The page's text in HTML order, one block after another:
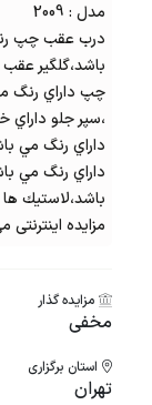
مدل : 2009
درب عقب چپ
باشد،گلگير
چپ داراي رنگ
،سپر جلو
داراي رنگ مي
داراي رنگ مي
باشد،لاستيك ها بالاي 60 درصد
مزایده
مزایده گذار
مخفی
استان برگزاری
تهران